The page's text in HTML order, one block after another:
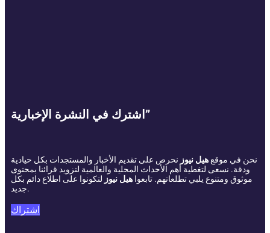
اشترك في النشرة الإخبارية”
نحن في موقعهيل نيوز نحرص على تقديم الأخبار والمستجدات بكل حيادية
ودقة. نسعى لتغطية أهم الأحداث المحلية والعالمية لتزويد قرائنا بمحتوى
موثوق ومتنوع يلبي تطلعاتهم. تابعوا هيل نيوز لتكونوا على اطلاع دائم بكل
جديد.
اشتراك